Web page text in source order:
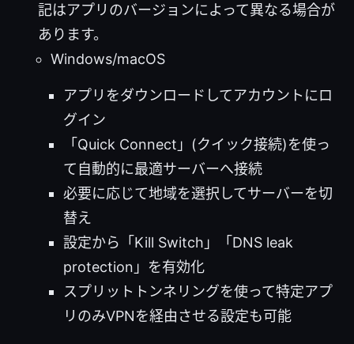
記はアプリのバージョンによって異なる場合が
あります。
Windows/macOS
アプリをダウンロードしてアカウントにロ
グイン
「Quick Connect」(クイック接続)を使っ
て自動的に最適サーバーへ接続
必要に応じて地域を選択してサーバーを切
替え
設定から「Kill Switch」「DNS leak
protection」を有効化
スプリットトンネリングを使って特定アプ
リのみVPNを経由させる設定も可能